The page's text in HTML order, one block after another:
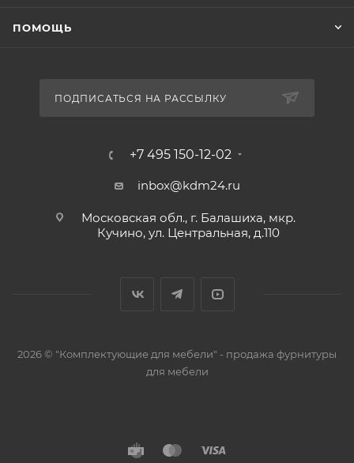
ПОМОЩЬ
ПОДПИСАТЬСЯ НА РАССЫЛКУ
+7 495 150-12-02
inbox@kdm24.ru
Московская обл., г. Балашиха, мкр.
Кучино, ул. Центральная, д.110
2026 © "Комплектующие для мебели" - продажа фурнитуры
для мебели